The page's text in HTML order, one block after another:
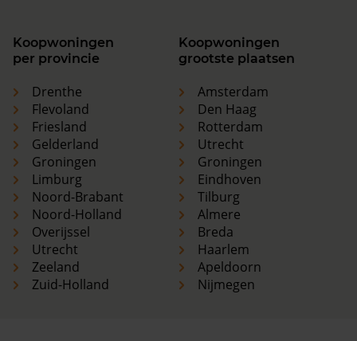
Koopwoningen
per provincie
Drenthe
Flevoland
Friesland
Gelderland
Groningen
Limburg
Noord-Brabant
Noord-Holland
Overijssel
Utrecht
Zeeland
Zuid-Holland
Koopwoningen
grootste plaatsen
Amsterdam
Den Haag
Rotterdam
Utrecht
Groningen
Eindhoven
Tilburg
Almere
Breda
Haarlem
Apeldoorn
Nijmegen